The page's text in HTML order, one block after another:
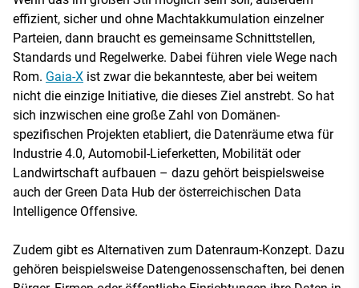
effizient, sicher und ohne Machtakkumulation einzelner
Parteien, dann braucht es gemeinsame Schnittstellen,
Standards und Regelwerke. Dabei führen viele Wege nach
Rom. Gaia-X ist zwar die bekannteste, aber bei weitem
nicht die einzige Initiative, die dieses Ziel anstrebt. So hat
sich inzwischen eine große Zahl von Domänen-
spezifischen Projekten etabliert, die Datenräume etwa für
Industrie 4.0, Automobil-Lieferketten, Mobilität oder
Landwirtschaft aufbauen – dazu gehört beispielsweise
auch der Green Data Hub der österreichischen Data
Intelligence Offensive.
Zudem gibt es Alternativen zum Datenraum-Konzept. Dazu
gehören beispielsweise Datengenossenschaften, bei denen